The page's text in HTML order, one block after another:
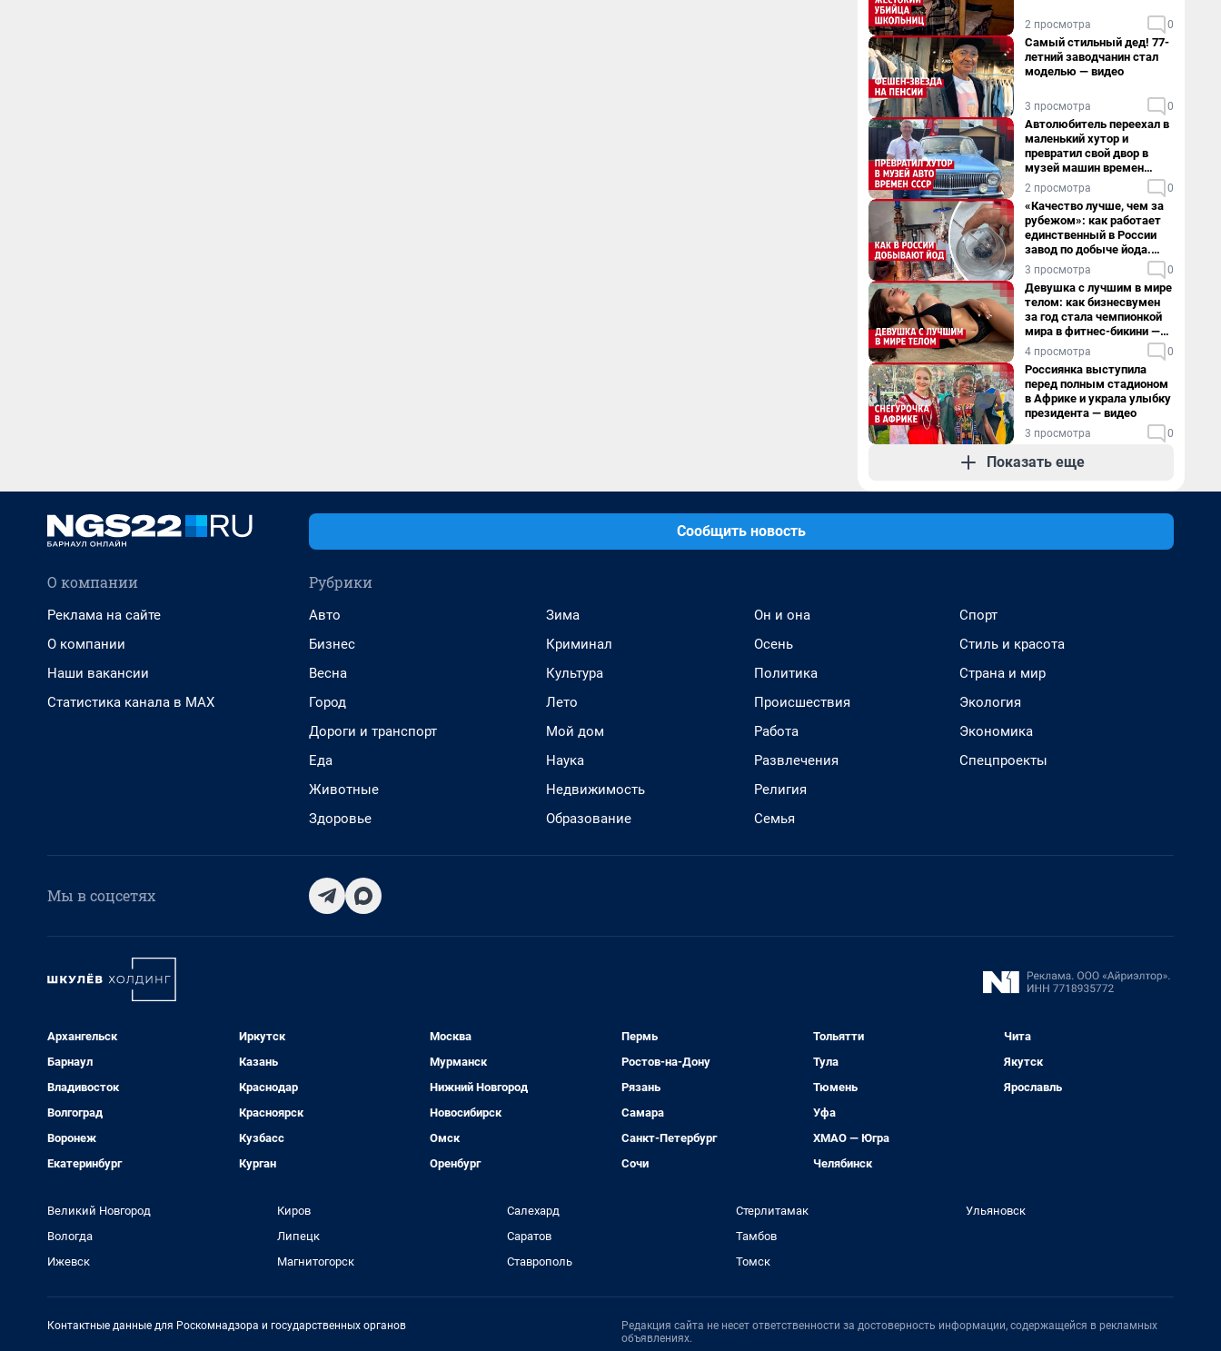
2 просмотра 0
Самый стильный дед! 77-
летний заводчанин стал
моделью — видео
3 просмотра 0
Автолюбитель переехал в
маленький хутор и
превратил свой двор в
музей машин времен
СССР. Видео
2 просмотра 0
«Качество лучше, чем за
рубежом»: как работает
единственный в России
завод по добыче йода.
Видео
3 просмотра 0
Девушка с лучшим в мире
телом: как бизнесвумен
за год стала чемпионкой
мира в фитнес-бикини —
видео
4 просмотра 0
Россиянка выступила
перед полным стадионом
в Африке и украла улыбку
президента — видео
3 просмотра 0
Показать еще
Сообщить новость
О компании
Реклама на сайте
О компании
Наши вакансии
Статистика канала в MAX
Рубрики
Авто
Бизнес
Весна
Город
Дороги и транспорт
Еда
Животные
Здоровье
Зима
Криминал
Культура
Лето
Мой дом
Наука
Недвижимость
Образование
Он и она
Осень
Политика
Происшествия
Работа
Развлечения
Религия
Семья
Спорт
Стиль и красота
Страна и мир
Экология
Экономика
Спецпроекты
Мы в соцсетях
Архангельск
Барнаул
Владивосток
Волгоград
Воронеж
Екатеринбург
Иркутск
Казань
Краснодар
Красноярск
Кузбасс
Курган
Москва
Мурманск
Нижний Новгород
Новосибирск
Омск
Оренбург
Пермь
Ростов-на-Дону
Рязань
Самара
Санкт-Петербург
Сочи
Тольятти
Тула
Тюмень
Уфа
ХМАО — Югра
Челябинск
Чита
Якутск
Ярославль
Великий Новгород
Вологда
Ижевск
Киров
Липецк
Магнитогорск
Салехард
Саратов
Ставрополь
Стерлитамак
Тамбов
Томск
Ульяновск
Контактные данные для Роскомнадзора и государственных органов
Редакция сайта не несет ответственности за достоверность информации, содержащейся в рекламных
объявлениях.